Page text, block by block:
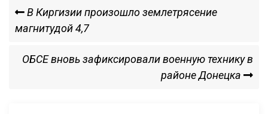
Навигация
записям
Previous
Post
В Киргизии произошло землетрясение
магнитудой 4,7
Next
ОБСЕ вновь зафиксировали военную технику в
районе Донецка